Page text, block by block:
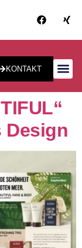
KONTAKT
Design